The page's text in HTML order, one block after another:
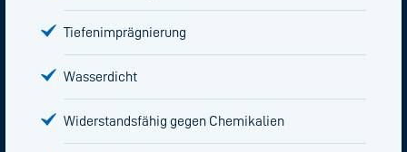
Tiefenimprägnierung
Wasserdicht
Widerstandsfähig gegen Chemikalien